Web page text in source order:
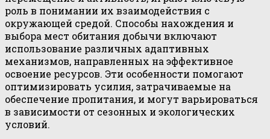
роль в понимании их взаимодействия с
окружающей средой. Способы нахождения и
выбора мест обитания добычи включают
использование различных адаптивных
механизмов, направленных на эффективное
освоение ресурсов. Эти особенности помогают
оптимизировать усилия, затрачиваемые на
обеспечение пропитания, и могут варьироваться
в зависимости от сезонных и экологических
условий.